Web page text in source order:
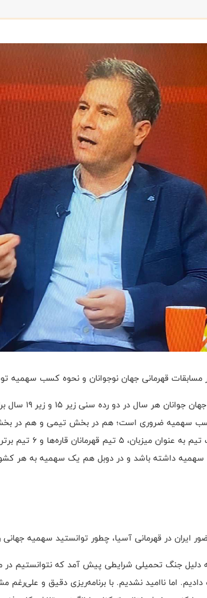
مسابقات قهرمانی جهان نوجوانان و نحوه کسب سهمیه
مسابقات
مجوز حضور
سهمیه داشته باشد و در دوبل هم یک سهمیه به هر
ایران در قهرمانی آسیا، چطور توانستید سهمیه جهانی
دلیل جنگ تحمیلی شرایطی پیش آمد که نتوانستیم
اما ناامید نشدیم. با برنامه‌ریزی دقیق و علی‌رغم